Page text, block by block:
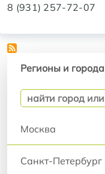
8 (931) 257-72-07
Регионы и города
Москва
Санкт-Петербург